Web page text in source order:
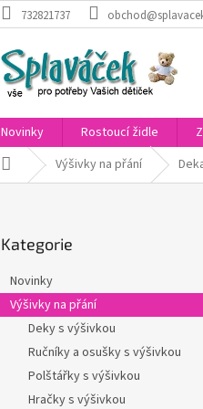
732821737
Novinky Rostoucí židle
Domů Výšivky na přání
kategorie
Kategorie
Novinky
Výšivky na přání
Deky s výšivkou
Ručníky a osušky s výšivkou
Polštářky s výšivkou
Hračky s výšivkou